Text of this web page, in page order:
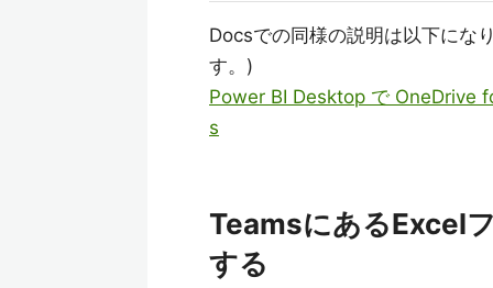
Docsでの同様の説明は以下にな
す。)
Power BI Desktop で OneDrive
s
TeamsにあるExcel
する